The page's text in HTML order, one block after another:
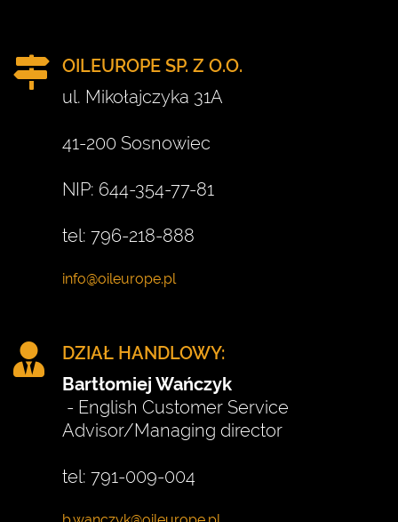
OILEUROPE SP. Z O.O.
ul. Mikołajczyka 31A
41-200 Sosnowiec
NIP: 644-354-77-81
tel: 796-218-888
DZIAŁ HANDLOWY:
Bartłomiej Wańczyk
- English Customer Service
Advisor/Managing director
tel: 791-009-004